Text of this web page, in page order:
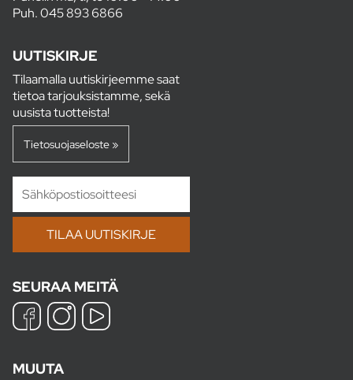
Puh.045 893 6866
UUTISKIRJE
Tilaamalla uutiskirjeemme saat
tietoa tarjouksistamme, sekä
uusista tuotteista!
Tietosuojaseloste »
SEURAA MEITÄ
MUUTA